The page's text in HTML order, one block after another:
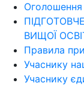
ВИЩОЇ
Правила
Учаснику
Учаснику